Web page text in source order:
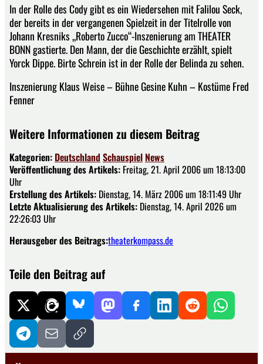
In der Rolle des Cody gibt es ein Wiedersehen mit Falilou Seck,
der bereits in der vergangenen Spielzeit in der Titelrolle von
Johann Kresniks „Roberto Zucco“-Inszenierung am THEATER
BONN gastierte. Den Mann, der die Geschichte erzählt, spielt
Yorck Dippe. Birte Schrein ist in der Rolle der Belinda zu sehen.
Inszenierung Klaus Weise – Bühne Gesine Kuhn – Kostüme Fred
Fenner
Weitere Informationen zu diesem Beitrag
Kategorien: Deutschland Schauspiel News
Veröffentlichung des Artikels: Freitag, 21. April 2006 um 18:13:00
Uhr
Erstellung des Artikels: Dienstag, 14. März 2006 um 18:11:49 Uhr
Letzte Aktualisierung des Artikels: Dienstag, 14. April 2026 um
22:26:03 Uhr
Herausgeber des Beitrags:theaterkompass.de
Teile den Beitrag auf